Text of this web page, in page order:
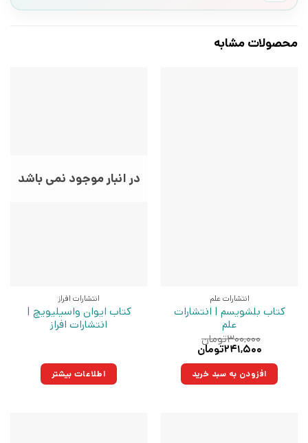
محصولات مشابه
انتشارات علم
کتاب بلشویسم | انتشارات
علم
۳۰۰,۰۰۰تومان
قیمت
۳۰۰,۰۰۰تومان
بود.
۲۴۱,۵۰۰تومان
۲۴۱,۵۰۰تومان.افزودن به سبد خرید
در انبار موجود نمی باشد
انتشارات افراز
کتاب ایوان واسیلیویچ |
انتشارات افراز
اطلاعات بیشتر